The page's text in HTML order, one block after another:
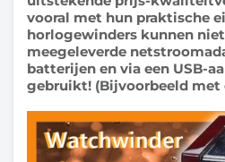
vooral met hun praktische
horlogewinders kunnen
meegeleverde
batterijen en via een USB-
gebruikt! (Bijvoorbeeld met